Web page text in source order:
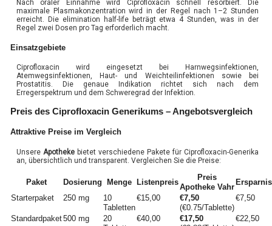
Nach oraler Einnahme wird Ciprofloxacin schnell resorbiert. Die
maximale Plasmakonzentration wird in der Regel nach 1–2 Stunden
erreicht. Die elimination half-life beträgt etwa 4 Stunden, was in der
Regel zwei Dosen pro Tag erforderlich macht.
Einsatzgebiete
Ciprofloxacin wird eingesetzt bei Harnwegsinfektionen,
Atemwegsinfektionen, Haut- und Weichteilinfektionen sowie bei
Prostatitis. Die genaue Indikation richtet sich nach dem
Erregerspektrum und dem Schweregrad der Infektion.
Preis des Ciprofloxacin Generikums – Angebotsvergleich
Attraktive Preise im Vergleich
Unsere Apothekebietet verschiedene Pakete für Ciprofloxacin-Generika
an, übersichtlich und transparent. Vergleichen Sie die Preise:
Paket Dosierung Menge Listenpreis
Preis
Apotheke Vahr
Ersparnis
Starterpaket
250 mg
10
Tabletten
€15,00
€7,50
(€0.75/Tablette)
€7,50
Standardpaket500 mg
20
€40,00
€17,50
€22,50